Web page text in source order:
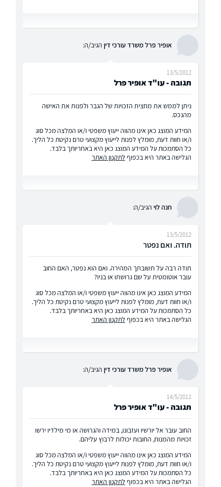
אופיר פרל משרד עורכי דין הגיב/ה:
תגובה - עו"ד אופיר פרל
13/5/2012
ניתן לממש את מחצית הזכויות של הגבר ולפנות את האישה
מהנכס.
המידע המוצג כאן אינו מהווה ייעוץ משפטי ו/או המלצה מכל סוג
ו/או חוות דעת, מומלץ לפנות לייעוץ מקצועי טרם נקיטת כל הליך.
כל הסתמכות על המידע המוצג כאן היא באחריותך בלבד.
הגלישה באתר היא בכפוף לתקנון האתר
חנה לוי הגיב/ה:
תודה. ואם נפטר
13/5/2012
תודה רבה על תשובתך המהירה. ואם הוא נפטר, האם החוב
עובר אוטומטית על שם גרושתו או בניו?
המידע המוצג כאן אינו מהווה ייעוץ משפטי ו/או המלצה מכל סוג
ו/או חוות דעת, מומלץ לפנות לייעוץ מקצועי טרם נקיטת כל הליך.
כל הסתמכות על המידע המוצג כאן היא באחריותך בלבד.
הגלישה באתר היא בכפוף לתקנון האתר
אופיר פרל משרד עורכי דין הגיב/ה:
תגובה - עו"ד אופיר פרל
14/5/2012
החוב עובר אל יורשיו ועזבונו, במידה והגרושה או מי מילדיו ירשו
זכויות מהמנוח, החובות יכולות לרבוץ עליהם.
המידע המוצג כאן אינו מהווה ייעוץ משפטי ו/או המלצה מכל סוג
ו/או חוות דעת, מומלץ לפנות לייעוץ מקצועי טרם נקיטת כל הליך.
כל הסתמכות על המידע המוצג כאן היא באחריותך בלבד.
הגלישה באתר היא בכפוף לתקנון האתר